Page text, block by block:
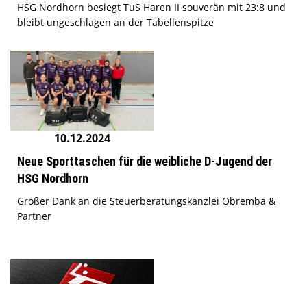
HSG Nordhorn besiegt TuS Haren II souverän mit 23:8 und
bleibt ungeschlagen an der Tabellenspitze
10.12.2024
Neue Sporttaschen für die weibliche D-Jugend der
HSG Nordhorn
Großer Dank an die Steuerberatungskanzlei Obremba &
Partner